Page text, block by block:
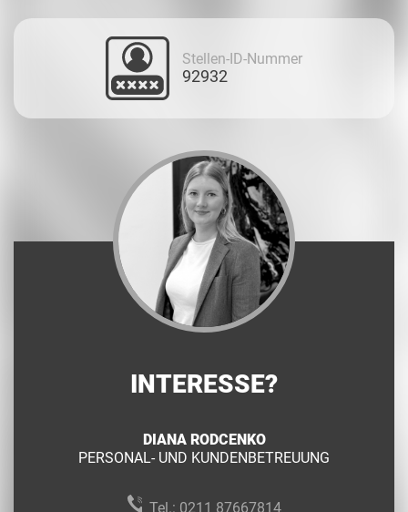
Stellen-ID-Nummer
92932
INTERESSE?
DIANA RODCENKO
PERSONAL- UND KUNDENBETREUUNG
Tel.: 0211 87667814